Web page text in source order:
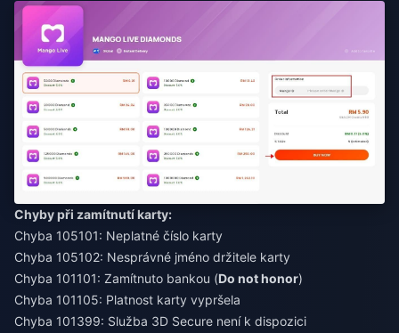
Chyby při zamítnutí karty:
Chyba 105101: Neplatné číslo karty
Chyba 105102: Nesprávné jméno držitele karty
Chyba 101101: Zamítnuto bankou (Do not honor)
Chyba 101105: Platnost karty vypršela
Chyba 101399: Služba 3D Secure není k dispozici